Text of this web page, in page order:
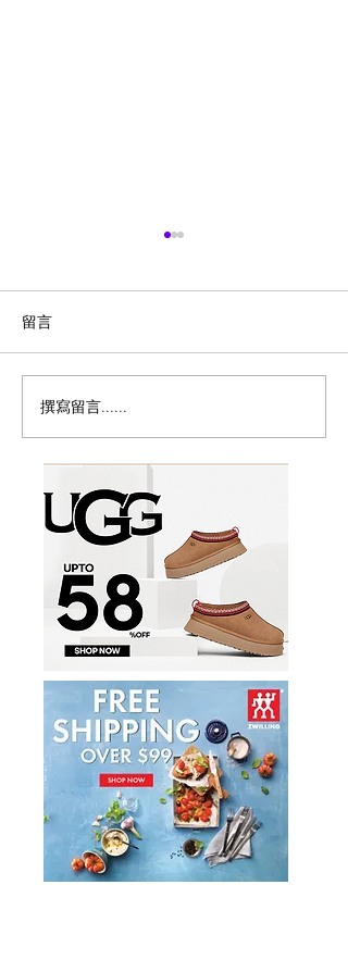
Columbia会员清仓！8月9
日前,精选户外服饰、夹克
外套、鞋靴等4折起+额外8
折
留言
撰寫留言......